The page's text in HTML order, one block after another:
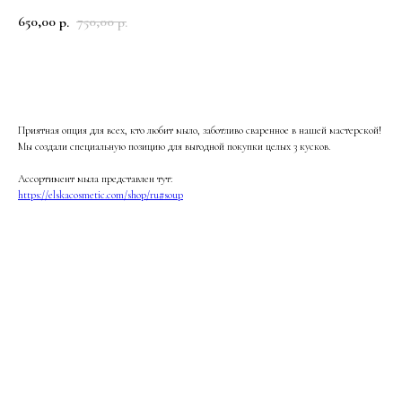
650,00 р. 750,00 р.
Приятная опция для всех, кто любит мыло, заботливо сваренное в нашей мастерской!
Мы создали специальную позицию для выгодной покупки целых 3 кусков.
Ассортимент мыла представлен тут:
https://elskacosmetic.com/shop/ru#soup